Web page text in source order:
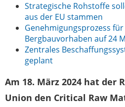
Strategische Rohstoffe
aus der EU stammen
Genehmigungsprozess
Bergbauvorhaben auf 24
Zentrales
geplant
Am 18. März 2024 hat der
Union den Critical Raw